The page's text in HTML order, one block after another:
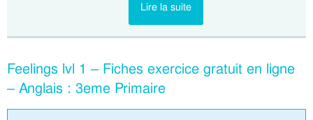
Lire la suite
Feelings lvl 1 – Fiches exercice gratuit en ligne
– Anglais : 3eme Primaire